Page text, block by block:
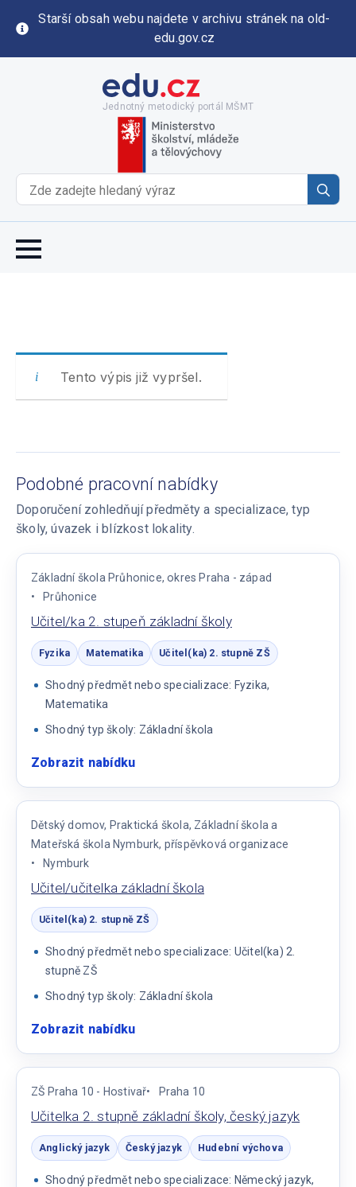
Starší obsah webu najdete v archivu stránek na old-
edu.gov.cz
Jednotný metodický portál MŠMT
for:
Tento výpis již vypršel.
Podobné pracovní nabídky
Doporučení zohledňují předměty a specializace, typ
školy, úvazek i blízkost lokality.
Základní škola Průhonice, okres Praha - západ
Průhonice
Učitel/ka 2. stupeň základní školy
Fyzika Matematika Učitel(ka) 2. stupně ZŠ
Shodný předmět nebo specializace: Fyzika,
Matematika
Shodný typ školy: Základní škola
Zobrazit nabídku:
2.
stupeň
základní
Dětský domov, Praktická škola, Základní škola a
Mateřská škola Nymburk, příspěvková organizace
Nymburk
Učitel/učitelka základní škola
Učitel(ka) 2. stupně ZŠ
Shodný předmět nebo specializace: Učitel(ka) 2.
stupně ZŠ
Shodný typ školy: Základní škola
Zobrazit nabídku:
základní
škola
ZŠ Praha 10 - Hostivař Praha 10
Učitelka 2. stupně základní školy, český jazyk
Anglický jazyk Český jazyk Hudební výchova
Shodný předmět nebo specializace: Německý jazyk,